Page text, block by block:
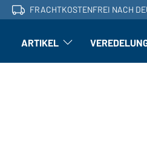
FRACHTKOSTENFREI NACH
ARTIKEL Artikel: Untermenü öffnen